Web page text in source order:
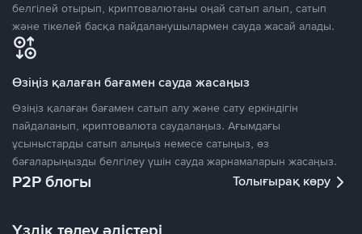
белгілей отырып, криптовалютаны оңай сатып алып, сатып
және тікелей басқа пайдаланушылармен сауда жасай алады.
Өзіңіз қалаған бағамен сауда жасаңыз
Өзіңіз қалаған бағамен сатып алу және сату еркіндігін
пайдаланып, криптовалюта саудалаңыз. Ағымдағы
ұсыныстарды сатып алыңыз немесе сатыңыз, өз
бағаларыңызды белгілеу үшін сауда жарнамаларын жасаңыз.
P2P блогы Толығырақ көру